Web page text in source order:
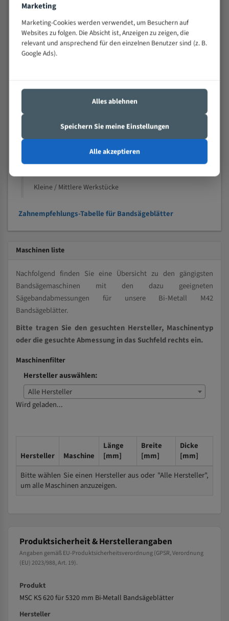
Technische Beschreibung:
Positiver Spanwinkel
Bandkörper aus hochlegiertem Federstahl
Legierte HSS-beschichtete Zahnspitzen
Nichteisenmetalle
Speziell entwickelt für Profile / Rohre
Kleine und mittlere Profile / Kleine Durchmesser
Kleine / Mittlere Werkstücke
Zahnempfehlungs-Tabelle für Bandsägeblätter
Maschinen liste
Nachfolgend finden Sie eine Übersicht zu den gängigsten
Bandsägemaschinen mit den dazu geeigneten
Sägebandabmessungen für unsere Bi-Metall M42
Bandsägeblätter.
Bitte tragen Sie den gesuchten Hersteller, Maschinentyp
oder die gesuchte Abmessung in das Suchfeld rechts ein.
Maschinenfilter
Hersteller auswählen:
Alle Hersteller
Wird geladen...
Hersteller Maschine
Länge
[mm]
Breite
[mm]
Dicke
[mm]
Bitte wählen Sie einen Hersteller aus oder "Alle Hersteller",
um alle Maschinen anzuzeigen.
Produktsicherheit & Herstellerangaben
Angaben gemäß EU-Produktsicherheitsverordnung (GPSR, Verordnung
(EU) 2023/988, Art. 19).
Produkt
MSC KS 620 für 5320 mm Bi-Metall Bandsägeblätter
Hersteller
Marketing
Marketing-Cookies werden verwendet, um Besuchern auf
Websites zu folgen. Die Absicht ist, Anzeigen zu zeigen, die
relevant und ansprechend für den einzelnen Benutzer sind (z. B.
Google Ads).
Alles ablehnen
Speichern Sie meine Einstellungen
Alle akzeptieren